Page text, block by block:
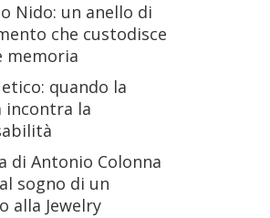
Nido: un anello di
che custodisce
memoria
quando la
incontra la
di Antonio Colonna
sogno di un
alla Jewelry